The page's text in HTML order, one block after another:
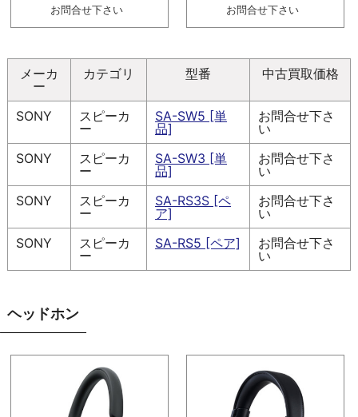
お問合せ下さい
お問合せ下さい
メーカ
ー
カテゴリ 型番 中古買取価格
SONY
スピーカ
ー
SA-SW5 [単
品]
お問合せ下さ
い
SONY
スピーカ
ー
SA-SW3 [単
品]
お問合せ下さ
い
SONY
スピーカ
ー
SA-RS3S [ペ
ア]
お問合せ下さ
い
SONY
スピーカ
ー
SA-RS5 [ペア]
お問合せ下さ
い
ヘッドホン